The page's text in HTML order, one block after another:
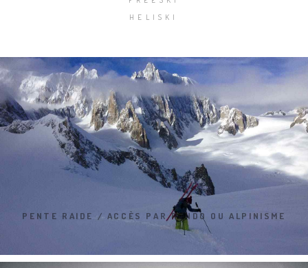
HELISKI
PENTE RAIDE / ACCÈS PAR RANDO OU ALPINISME